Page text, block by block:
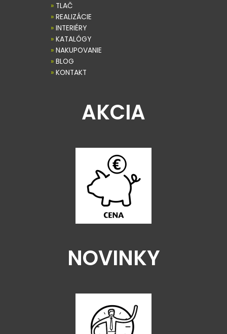
» TLAČ
» REALIZÁCIE
» INTERIÉRY
» KATALÓGY
» NAKUPOVANIE
» BLOG
» KONTAKT
AKCIA
NOVINKY